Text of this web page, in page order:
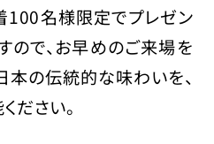
100名様限定でプレゼン
ので、お早めのご来場を
本の伝統的な味わいを、
ださい。